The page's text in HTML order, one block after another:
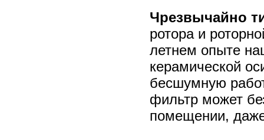
Чрезвычайно
ротора и
летнем опыте
керамической
бесшумную
фильтр может
помещении,